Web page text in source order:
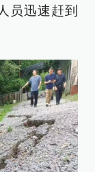
员迅速赶到